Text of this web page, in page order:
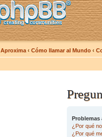
Aproxima ‹ Cómo llamar al Mundo ‹
Problemas
¿Por qué
¿Por qué